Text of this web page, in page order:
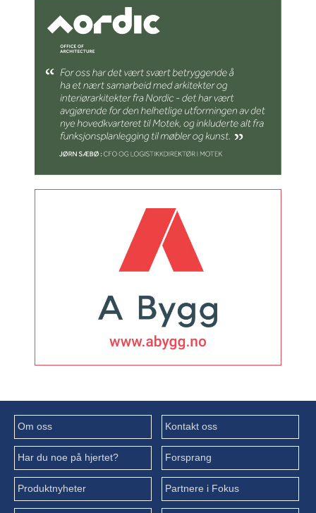
Om oss Kontakt oss
Har du noe på hjertet? Forsprang
Produktnyheter Partnere i Fokus